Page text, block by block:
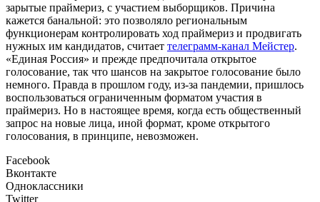
зарытые праймериз, с участием выборщиков. Причина
кажется банальной: это позволяло региональным
функционерам контролировать ход праймериз и продвигать
нужных им кандидатов, считает телеграмм-канал Мейстер.
«Единая Россия» и прежде предпочитала открытое
голосование, так что шансов на закрытое голосование было
немного. Правда в прошлом году, из-за пандемии, пришлось
воспользоваться ограниченным форматом участия в
праймериз. Но в настоящее время, когда есть общественный
запрос на новые лица, иной формат, кроме открытого
голосования, в принципе, невозможен.
Facebook
Вконтакте
Одноклассники
Twitter